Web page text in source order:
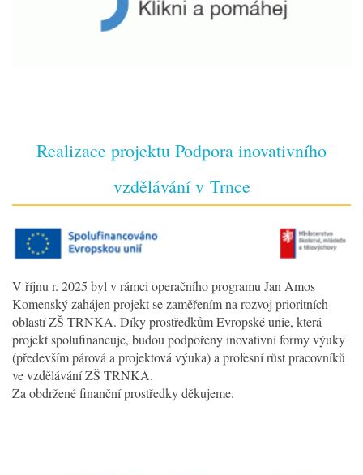
Realizace projektu Podpora inovativního
vzdělávání v Trnce
V říjnu r. 2025 byl v rámci operačního programu Jan Amos
Komenský zahájen projekt se zaměřením na rozvoj prioritních
oblastí ZŠ TRNKA. Díky prostředkům Evropské unie, která
projekt spolufinancuje, budou podpořeny inovativní formy výuky
(především párová a projektová výuka) a profesní růst pracovníků
ve vzdělávání ZŠ TRNKA.
Za obdržené finanční prostředky děkujeme.